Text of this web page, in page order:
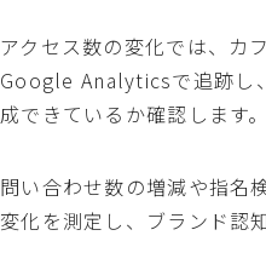
アクセス数の変化では、カ
Google Analyticsで追跡し
成できているか確認します。
問い合わせ数の増減や指名
変化を測定し、ブランド認